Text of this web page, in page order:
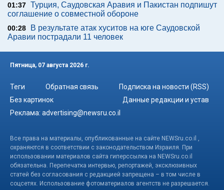
01:37 Турция, Саудовская Аравия и Пакистан подпишут
соглашение о совместной обороне
00:28
В результате атак хуситов на юге Саудовской
Аравии пострадали 11 человек
Пятница, 07 августа 2026 г.
Теги Обратная связь
Подписка на новости (RSS)
Без картинок
Данные редакции и устав
Реклама: advertising@newsru.co.il
Все права на материалы, опубликованные на сайте NEWSru.co.il ,
охраняются в соответствии с законодательством Израиля. При
использовании материалов сайта гиперссылка на NEWSru.co.il
обязательна. Перепечатка интервью, репортажей, эксклюзивных
статей без согласования с редакцией запрещена – в том числе в
соцсетях. Использование фотоматериалов агентств не разрешается.